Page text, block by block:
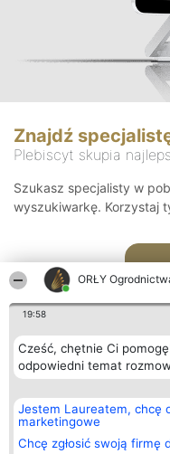
ORŁY
19:58
Cześć, chętnie Ci
odpowiedni temat
Jestem Laureatem, chcę
marketingowe
Chcę zgłosić swoją firmę
Znajdź
Plebiscyt skupia
Szukasz specjalisty w
wyszukiwarkę. Korzystaj
Organizator plebiscytu
Bright Side Solutions sp. z o.
o. sp. k.
ul. Ruska 22
Wrocław 50-079